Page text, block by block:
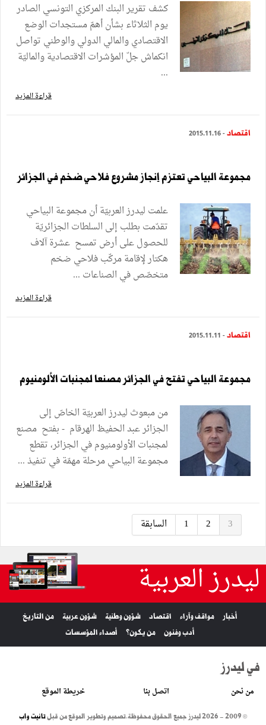
كشف تقرير البنك المركزي التونسي الصادر
يوم الثلاثاء بشأن أهمّ مستجدات الوضع
الاقتصادي والمالي الدولي والوطني تواصل
انكماش جلّ المؤشرات الاقتصادية والماليّة
...
قراءة المزيد
اقتصاد - 2015.11.16
مجموعة البياحي تعتزم إنجاز مشروع فلاحي ضخم في الجزائر
علمت ليدرز العربيّة أن مجموعة البياحي
تقدّمت بطلب إلى السلطات الجزائريّة
للحصول على أرض تمسح عشرة آلاف
هكتار لإقامة مركّب فلاحي ضخم
متخصّص في الصناعات ...
قراءة المزيد
اقتصاد - 2015.11.11
مجموعة البياحي تفتح في الجزائر مصنعا لمجنبات الألومنيوم
من مبعوث ليدرز العربيّة الخاصّ إلى
الجزائر عبد الحفيظ الهرقام - بفتح مصنع
لمجنبات الأولومنيوم في الجزائر، تقطع
مجموعة البياحي مرحلة مهمّة في تنفيذ ...
قراءة المزيد
السابقة 1 2 3
ليدرز العربية
أخبار مواقف وآراء اقتصاد شؤون وطنية شؤون عربية
من التاريخ
أدب وفنون
من يكون؟ أصداء المؤسسات
في ليدرز
من نحن اتصل بنا خريطة الموقع
© 2009 - 2026 ليدرز جميع الحقوق محفوظة. تصميم وتطوير الموقع من قبلتانيت واب